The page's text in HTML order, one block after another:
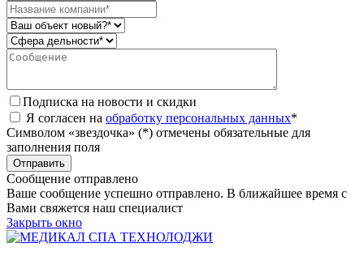
Подписка на новости и скидки
Я согласен на обработку персональных данных*
Символом «звездочка» (*) отмечены обязательные для
заполнения поля
Сообщение отправлено
Ваше сообщение успешно отправлено. В ближайшее время с
Вами свяжется наш специалист
Закрыть окно